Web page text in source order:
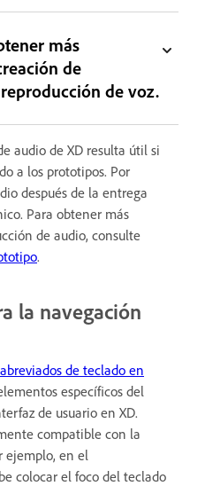
más
de
de voz.
audio de XD resulta útil si
a los prototipos. Por
después de la entrega
Para obtener más
de audio, consulte
.
la navegación
de teclado en
específicos del
de usuario en XD.
compatible con la
ejemplo, en el
colocar el foco del teclado